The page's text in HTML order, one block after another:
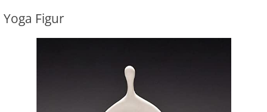
Yoga Figur